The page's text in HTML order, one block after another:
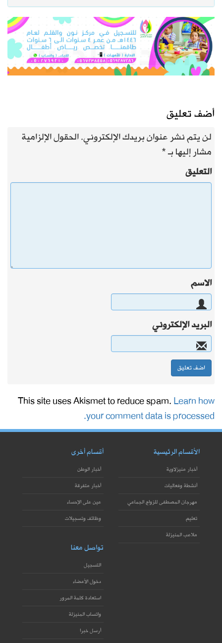
أضف تعليق
لن يتم نشر عنوان بريدك الإلكتروني.الحقول الإلزامية
مشار إليها بـ*
التعليق
الاسم
البريد الإلكتروني
This site uses Akismet to reduce spam.Learn how
your comment data is processed.
الأقسام الرئيسية
أخبار منيزلاوية
أنشطة وفعاليات
مهرجان المصطفى للزواج الجماعي
تعليم
ملاعب المنيزلة
أقسام أخرى
أخبار الوطن
أخبار متفرقة
عين على الإحساء
وظائف وتسجيلات
تواصل معنا
التسجيل
دخول الأعضاء
استعادة كلمة المرور
واتساب المنيزلة
أرسل خبرا